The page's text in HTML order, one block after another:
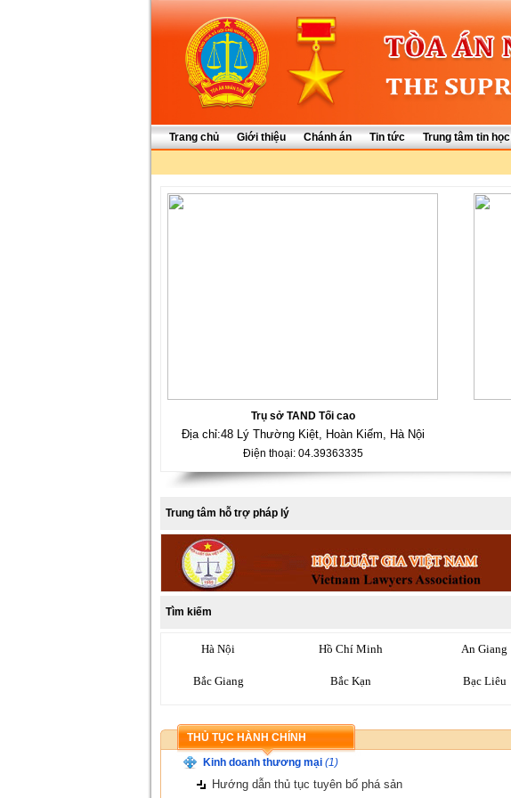
Trang chủ Giới thiệu Chánh án Tin tức Trung tâm tin học
Trụ sở TAND Tối cao
Địa chỉ:48 Lý Thường Kiệt, Hoàn Kiếm, Hà Nội
Điện thoại: 04.39363335
Trung tâm hỗ trợ pháp lý
Tìm kiếm
Hà Nội Hồ Chí Minh An Giang
Bắc Giang Bắc Kạn Bạc Liêu
Cà Mau Cần Thơ
Đắk Lắk Đắk Nông
THỦ TỤC HÀNH CHÍNH
Kinh doanh thương mại (1)
Hướng dẫn thủ tục tuyên bố phá sản